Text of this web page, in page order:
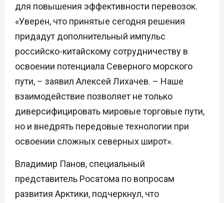
для повышения эффективности перевозок.
«Уверен, что принятые сегодня решения
придадут дополнительный импульс
российско-китайскому сотрудничеству в
освоении потенциала Северного морского
пути, – заявил Алексей Лихачев. – Наше
взаимодействие позволяет не только
диверсифицировать мировые торговые пути,
но и внедрять передовые технологии при
освоении сложных северных широт».
Владимир Панов, специальный
представитель Росатома по вопросам
развития Арктики, подчеркнул, что